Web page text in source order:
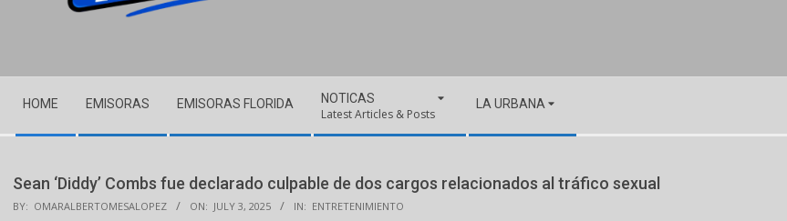
Navigation
Menu
HOME EMISORAS EMISORAS FLORIDA NOTICAS
Latest Articles & Posts
LA URBANA
Sean ‘Diddy’ Combs fue declarado culpable de dos cargos relacionados al tráfico sexual
BY: OMARALBERTOMESALOPEZ ON: JULY 3, 2025 IN: ENTRETENIMIENTO